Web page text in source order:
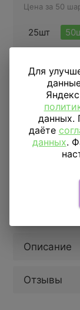
Цена за 50
25шт
ДОСТАВКАПО
Доставка в
Доставка за
Скидка
Описание
Отзывы
Для
данных.
даёте
данных.